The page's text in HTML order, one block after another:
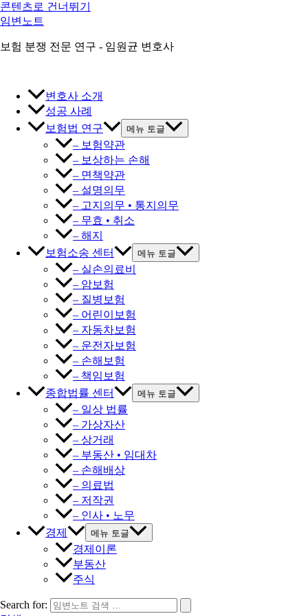
콘텐츠로 건너뛰기
임변노트
보험 분쟁 전문 연구 - 임원균 변호사
변호사 소개
성공 사례
보험법 연구
메뉴 토글
– 보험약관
– 보상하는 손해
– 면책약관
– 설명의무
– 고지의무 • 통지의무
– 무효 • 취소
– 해지
보험소송 센터
메뉴 토글
– 실손의료비
– 암보험
– 질병보험
– 어린이보험
– 자동차보험
– 운전자보험
– 손해보험
– 책임보험
종합법률 센터
메뉴 토글
– 일상 법률
– 가상자산
– 상거래
– 부동산 • 임대차
– 손해배상
– 의료법
– 저작권
– 인사 • 노무
경제
메뉴 토글
경제이론
부동산
주식
Search for: